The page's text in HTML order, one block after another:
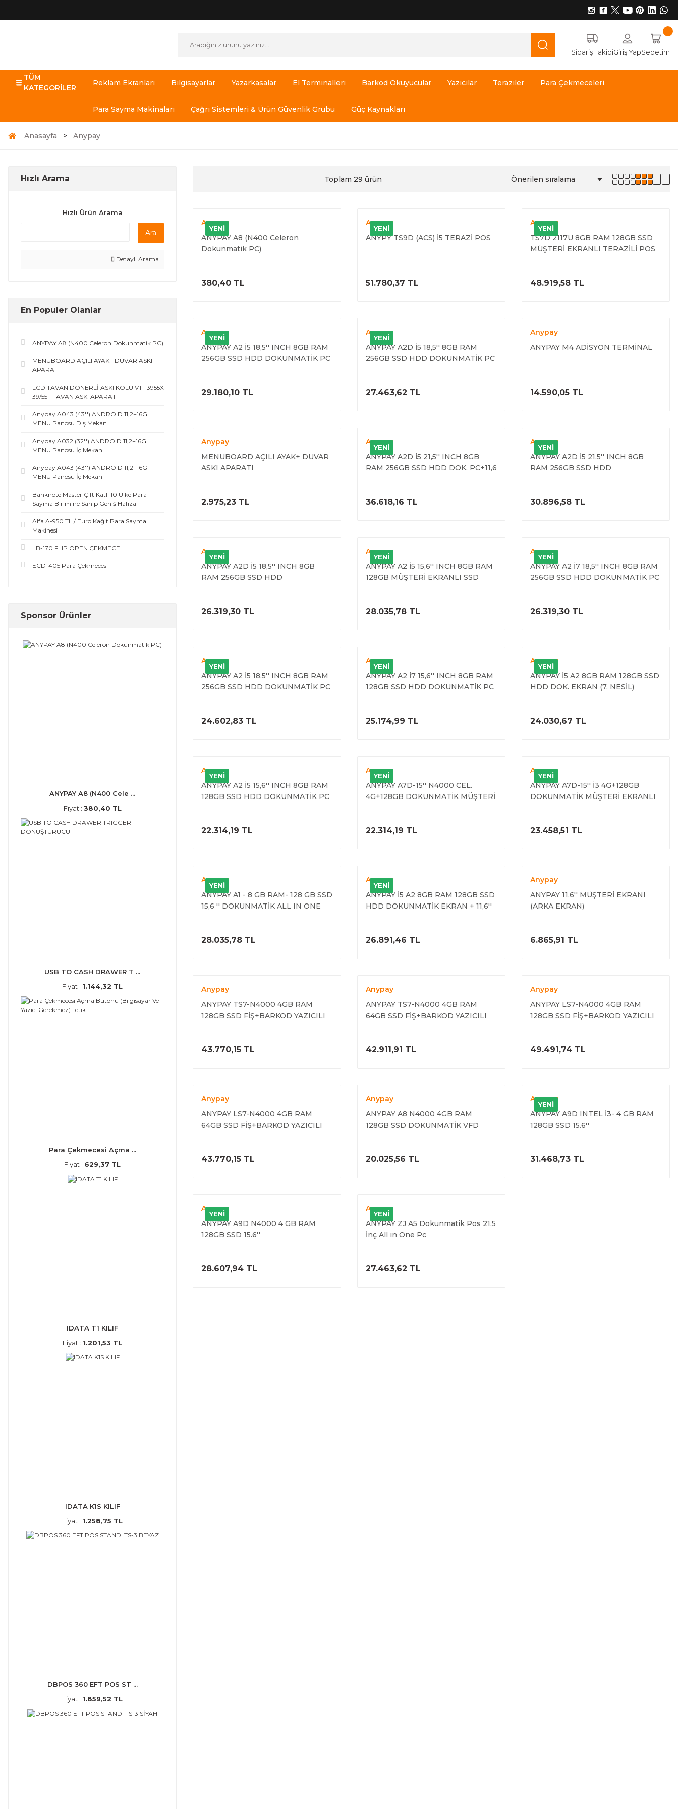
Sipariş TakibiGiriş YapSepetim
TÜM
KATEGORİLER
Reklam Ekranları Bilgisayarlar Yazarkasalar El Terminalleri Barkod Okuyucular Yazıcılar Teraziler Para Çekmeceleri
Para Sayma Makinaları Çağrı Sistemleri & Ürün Güvenlik Grubu Güç Kaynakları
Anasayfa Anypay
Hızlı Arama
Hızlı Ürün Arama
Ara
Detaylı Arama
En Populer Olanlar
ANYPAY A8 (N400 Celeron Dokunmatik PC)
MENUBOARD AÇILI AYAK+ DUVAR ASKI
APARATI
LCD TAVAN DÖNERLİ ASKI KOLU VT-13955X
39/55'' TAVAN ASKI APARATI
Anypay A043 (43'') ANDROID 11,2+16G
MENU Panosu Dış Mekan
Anypay A032 (32'') ANDROID 11,2+16G
MENU Panosu İç Mekan
Anypay A043 (43'') ANDROID 11,2+16G
MENU Panosu İç Mekan
Banknote Master Çift Katlı 10 Ülke Para
Sayma Birimine Sahip Geniş Hafıza
Alfa A-950 TL / Euro Kağıt Para Sayma
Makinesi
LB-170 FLIP OPEN ÇEKMECE
ECD-405 Para Çekmecesi
Sponsor Ürünler
ANYPAY A8 (N400 Cele ...
Fiyat : 380,40 TL
USB TO CASH DRAWER T ...
Fiyat : 1.144,32 TL
Para Çekmecesi Açma ...
Fiyat : 629,37 TL
IDATA T1 KILIF
Fiyat : 1.201,53 TL
IDATA K1S KILIF
Fiyat : 1.258,75 TL
DBPOS 360 EFT POS ST ...
Fiyat : 1.859,52 TL
Toplam 29 ürün
YENİ
Anypay
ANYPAY A8 (N400 Celeron
Dokunmatik PC)
380,40 TL
ÜRÜNÜ İNCELE
YENİ
Anypay
ANYPY TS9D (ACS) İ5 TERAZİ POS
51.780,37 TL
ÜRÜNÜ İNCELE
YENİ
Anypay
TS7D 2117U 8GB RAM 128GB SSD
MÜŞTERİ EKRANLI TERAZİLİ POS
48.919,58 TL
ÜRÜNÜ İNCELE
YENİ
Anypay
ANYPAY A2 İ5 18,5'' INCH 8GB RAM
256GB SSD HDD DOKUNMATİK PC
29.180,10 TL
ÜRÜNÜ İNCELE
YENİ
Anypay
ANYPAY A2D İ5 18,5'' 8GB RAM
256GB SSD HDD DOKUNMATİK PC
27.463,62 TL
ÜRÜNÜ İNCELE
Anypay
ANYPAY M4 ADİSYON TERMİNAL
14.590,05 TL
ÜRÜNÜ İNCELE
Anypay
MENUBOARD AÇILI AYAK+ DUVAR
ASKI APARATI
2.975,23 TL
ÜRÜNÜ İNCELE
YENİ
Anypay
ANYPAY A2D İ5 21,5'' INCH 8GB
RAM 256GB SSD HDD DOK. PC+11,6
36.618,16 TL
ÜRÜNÜ İNCELE
YENİ
Anypay
ANYPAY A2D İ5 21,5'' INCH 8GB
RAM 256GB SSD HDD
30.896,58 TL
ÜRÜNÜ İNCELE
YENİ
Anypay
ANYPAY A2D İ5 18,5'' INCH 8GB
RAM 256GB SSD HDD
26.319,30 TL
ÜRÜNÜ İNCELE
YENİ
Anypay
ANYPAY A2 İ5 15,6'' INCH 8GB RAM
128GB MÜŞTERİ EKRANLI SSD
28.035,78 TL
ÜRÜNÜ İNCELE
YENİ
Anypay
ANYPAY A2 İ7 18,5'' INCH 8GB RAM
256GB SSD HDD DOKUNMATİK PC
26.319,30 TL
ÜRÜNÜ İNCELE
YENİ
Anypay
ANYPAY A2 İ5 18,5'' INCH 8GB RAM
256GB SSD HDD DOKUNMATİK PC
24.602,83 TL
ÜRÜNÜ İNCELE
YENİ
Anypay
ANYPAY A2 İ7 15,6'' INCH 8GB RAM
128GB SSD HDD DOKUNMATİK PC
25.174,99 TL
ÜRÜNÜ İNCELE
YENİ
Anypay
ANYPAY İ5 A2 8GB RAM 128GB SSD
HDD DOK. EKRAN (7. NESİL)
24.030,67 TL
ÜRÜNÜ İNCELE
YENİ
Anypay
ANYPAY A2 İ5 15,6'' INCH 8GB RAM
128GB SSD HDD DOKUNMATİK PC
22.314,19 TL
ÜRÜNÜ İNCELE
YENİ
Anypay
ANYPAY A7D-15'' N4000 CEL.
4G+128GB DOKUNMATİK MÜŞTERİ
22.314,19 TL
ÜRÜNÜ İNCELE
YENİ
Anypay
ANYPAY A7D-15'' İ3 4G+128GB
DOKUNMATİK MÜŞTERİ EKRANLI
23.458,51 TL
ÜRÜNÜ İNCELE
YENİ
Anypay
ANYPAY A1 - 8 GB RAM- 128 GB SSD
15,6 '' DOKUNMATİK ALL IN ONE
28.035,78 TL
ÜRÜNÜ İNCELE
YENİ
Anypay
ANYPAY İ5 A2 8GB RAM 128GB SSD
HDD DOKUNMATİK EKRAN + 11,6''
26.891,46 TL
ÜRÜNÜ İNCELE
Anypay
ANYPAY 11,6'' MÜŞTERİ EKRANI
(ARKA EKRAN)
6.865,91 TL
ÜRÜNÜ İNCELE
Anypay
ANYPAY TS7-N4000 4GB RAM
128GB SSD FİŞ+BARKOD YAZICILI
43.770,15 TL
ÜRÜNÜ İNCELE
Anypay
ANYPAY TS7-N4000 4GB RAM
64GB SSD FİŞ+BARKOD YAZICILI
42.911,91 TL
ÜRÜNÜ İNCELE
Anypay
ANYPAY LS7-N4000 4GB RAM
128GB SSD FİŞ+BARKOD YAZICILI
49.491,74 TL
ÜRÜNÜ İNCELE
Anypay
ANYPAY LS7-N4000 4GB RAM
64GB SSD FİŞ+BARKOD YAZICILI
43.770,15 TL
ÜRÜNÜ İNCELE
Anypay
ANYPAY A8 N4000 4GB RAM
128GB SSD DOKUNMATİK VFD
20.025,56 TL
ÜRÜNÜ İNCELE
YENİ
Anypay
ANYPAY A9D INTEL İ3- 4 GB RAM
128GB SSD 15.6''
31.468,73 TL
ÜRÜNÜ İNCELE
YENİ
Anypay
ANYPAY A9D N4000 4 GB RAM
128GB SSD 15.6''
28.607,94 TL
ÜRÜNÜ İNCELE
YENİ
Anypay
ANYPAY ZJ A5 Dokunmatik Pos 21.5
İnç All in One Pc
27.463,62 TL
ÜRÜNÜ İNCELE